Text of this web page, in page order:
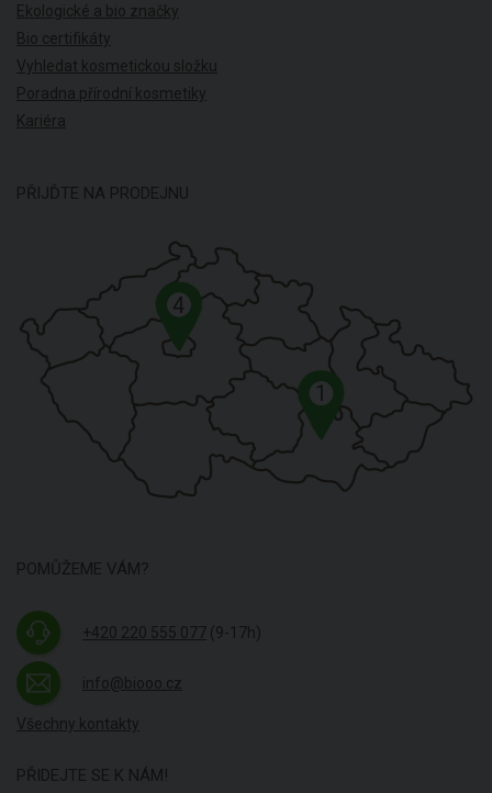
Ekologické a bio značky
Bio certifikáty
Vyhledat kosmetickou složku
Poradna přírodní kosmetiky
Kariéra
PŘIJĎTE NA PRODEJNU
1
4
POMŮŽEME VÁM?
+420 220 555 077 (9-17h)
info@biooo.cz
Všechny kontakty
PŘIDEJTE SE K NÁM!